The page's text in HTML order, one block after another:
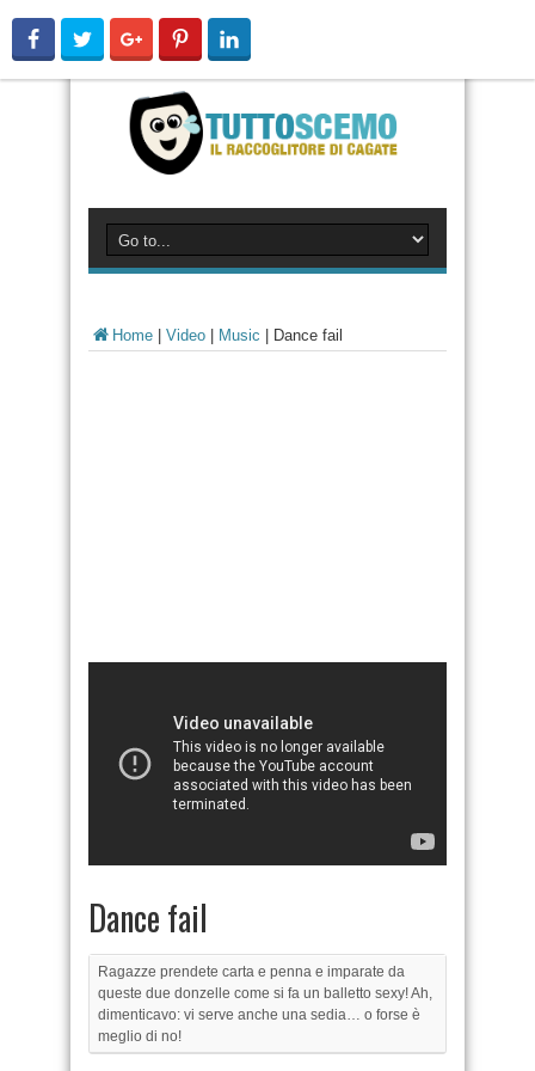
Home Video Music Dance fail
Dance fail
Ragazze prendete carta e penna e imparate da
queste due donzelle come si fa un balletto sexy! Ah,
dimenticavo: vi serve anche una sedia… o forse è
meglio di no!